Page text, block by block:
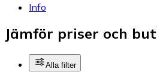
Info
Jämför priser och
Alla filter